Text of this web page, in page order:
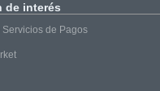
de interés
Servicios de Pagos